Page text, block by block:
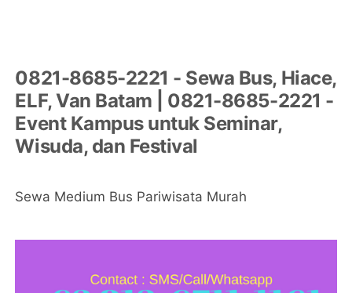
0821-8685-2221 - Sewa Bus, Hiace,
ELF, Van Batam | 0821-8685-2221 -
Event Kampus untuk Seminar,
Wisuda, dan Festival
Sewa Medium Bus Pariwisata Murah